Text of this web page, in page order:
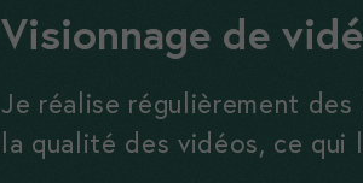
Visionnage de
Je réalise régulièrement
la qualité des vidéos, ce qui